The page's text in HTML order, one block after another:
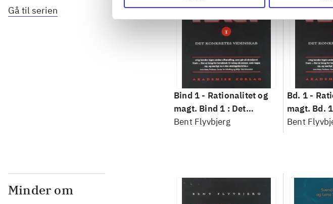
Gå til serien
Bind 1 - Rationalitet og
magt. Bind 1 : Det
konkretes videnskab
Bent Flyvbjerg
Bd. 1 -
magt. Bd.
konkretes
Bent
Minder om